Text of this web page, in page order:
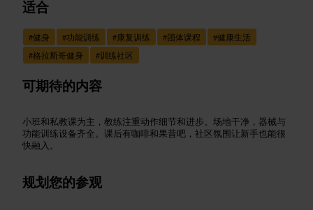
适合
#健身 #功能训练 #康复训练 #团体课程 #健康生活
#格拉斯哥健身 #训练社区
可期待的内容
小班和私教课为主，教练注重动作细节和进步。场地干净，器械与
功能训练设备齐全。课后有咖啡和果昔吧，社区氛围让新手也能很
快融入。
规划您的参观